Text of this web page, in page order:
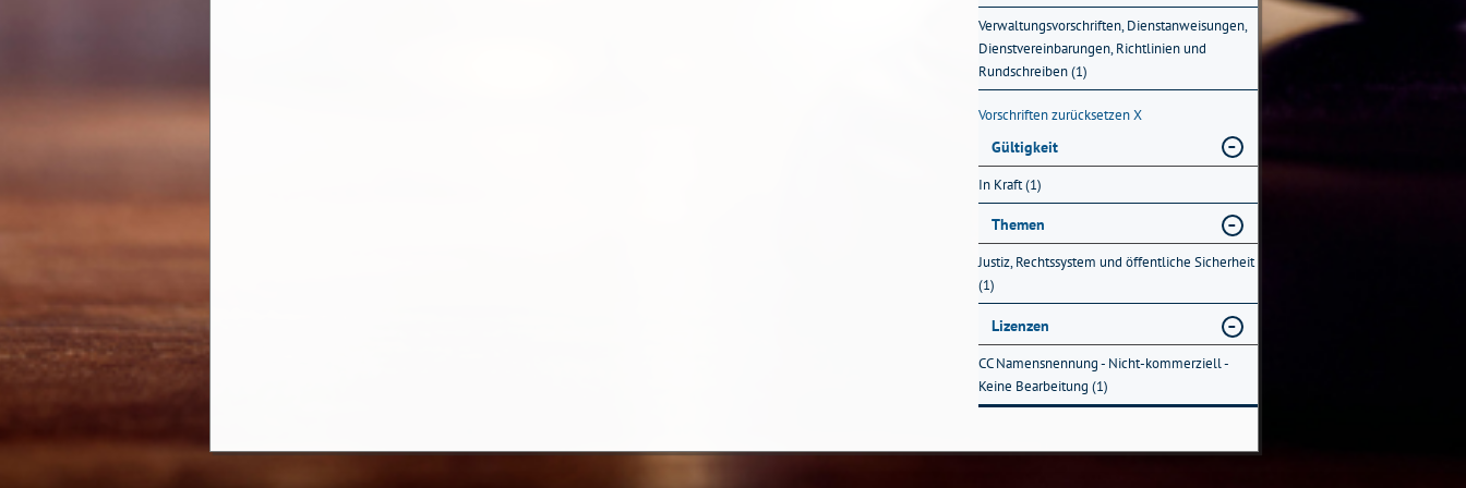
Verwaltungsvorschriften, Dienstanweisungen,
Dienstvereinbarungen, Richtlinien und
Rundschreiben (1)
Vorschriften zurücksetzenX
Gültigkeit
In Kraft (1)
Themen
Justiz, Rechtssystem und öffentliche Sicherheit
(1)
Lizenzen
CC Namensnennung - Nicht-kommerziell -
Keine Bearbeitung (1)